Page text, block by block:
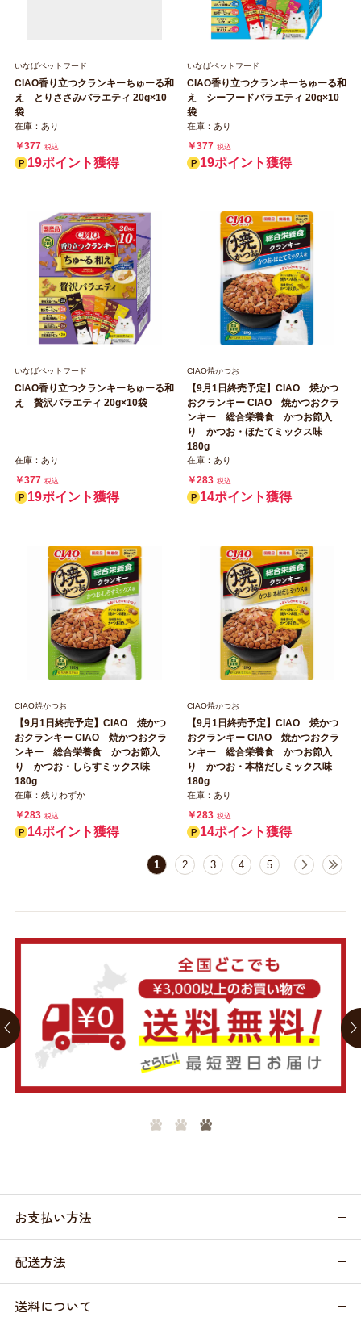
いなばペットフード
CIAO香り立つクランキーちゅーる和
え とりささみバラエティ 20g×10
袋
在庫：あり
￥377 税込
19ポイント獲得
いなばペットフード
CIAO香り立つクランキーちゅーる和
え シーフードバラエティ 20g×10
袋
在庫：あり
￥377 税込
19ポイント獲得
いなばペットフード
CIAO香り立つクランキーちゅーる和
え 贅沢バラエティ 20g×10袋
在庫：あり
￥377 税込
19ポイント獲得
CIAO焼かつお
【9月1日終売予定】CIAO 焼かつ
おクランキー CIAO 焼かつおクラ
ンキー 総合栄養食 かつお節入
り かつお・ほたてミックス味
180g
在庫：あり
￥283 税込
14ポイント獲得
CIAO焼かつお
【9月1日終売予定】CIAO 焼かつ
おクランキー CIAO 焼かつおクラ
ンキー 総合栄養食 かつお節入
り かつお・しらすミックス味
180g
在庫：残りわずか
￥283 税込
14ポイント獲得
CIAO焼かつお
【9月1日終売予定】CIAO 焼かつ
おクランキー CIAO 焼かつおクラ
ンキー 総合栄養食 かつお節入
り かつお・本格だしミックス味
180g
在庫：あり
￥283 税込
14ポイント獲得
1 2 3 4 5
お支払い方法
配送方法
送料について